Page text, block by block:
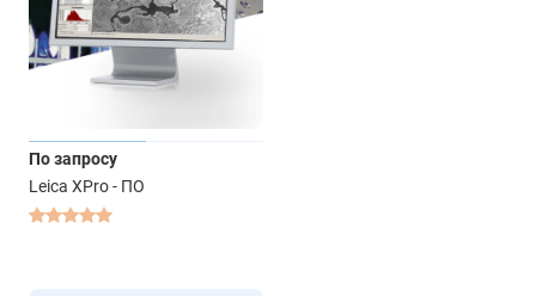
По запросу
Leica XPro - ПО